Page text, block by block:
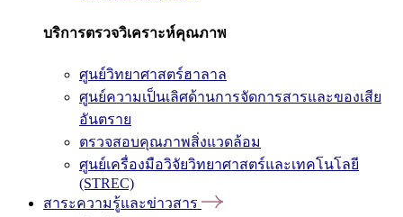
บริการตรวจวิเคราะห์คุณภาพ
ศูนย์วิทยาศาสตร์ฮาลาล
ศูนย์ความเป็นเลิศด้านการจัดการสารและของเสีย
อันตราย
ตรวจสอบคุณภาพสิ่งแวดล้อม
ศูนย์เครื่องมือวิจัยวิทยาศาสตร์และเทคโนโลยี
(STREC)
สาระความรู้และข่าวสาร